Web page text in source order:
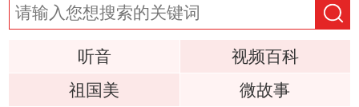
听音
视频百科
祖国美
微故事